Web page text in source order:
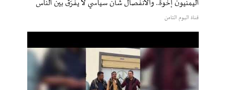
اليمنيون إخوة.. والانفصال شأن سياسي لا يفرّق بين الناس
قناة اليوم الثامن